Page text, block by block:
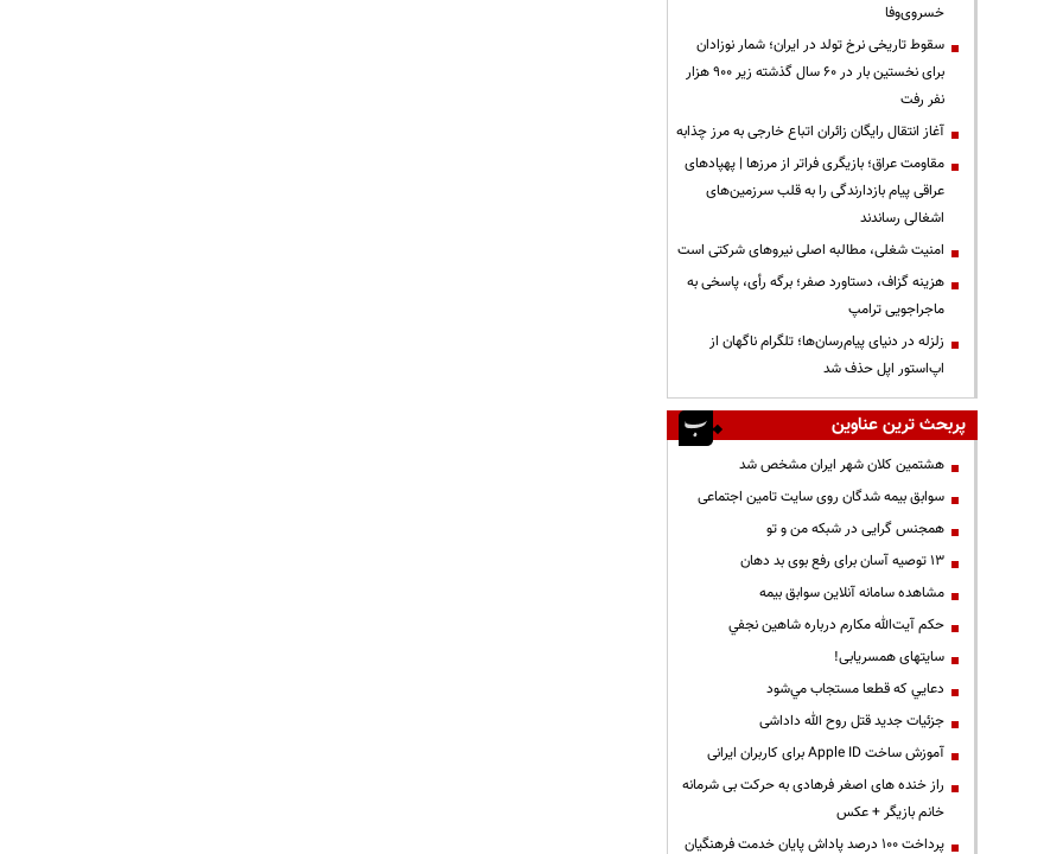
خسروی‌وفا
سقوط تاریخی نرخ تولد در ایران؛ شمار نوزادان
برای نخستین بار در ۶۰ سال گذشته زیر ۹۰۰ هزار
نفر رفت
آغاز انتقال رایگان زائران اتباع خارجی به مرز چذابه
مقاومت عراق؛ بازیگری فراتر از مرزها | پهپادهای
عراقی پیام بازدارندگی را به قلب سرزمین‌های
اشغالی رساندند
‌امنیت شغلی، مطالبه اصلی نیروهای شرکتی است
هزینه گزاف، دستاورد صفر؛ برگه رأی، پاسخی به
ماجراجویی ترامپ
زلزله در دنیای پیام‌رسان‌ها؛ تلگرام ناگهان از
اپ‌استور اپل حذف شد
پربحث ترین عناوین
هشتمین کلان شهر ایران مشخص شد
سوابق بیمه شدگان روی سایت تامین اجتماعی
همجنس گرایی در شبکه من و تو
13 توصیه آسان برای رفع بوی بد دهان
مشاهده سامانه آنلاين سوابق بیمه
حكم آيت‌الله مكارم درباره شاهين نجفي
سایتهای همسریابی!
دعايي كه قطعا مستجاب مي‌شود
جزئیات جدید قتل روح الله داداشی
آموزش ساخت Apple ID برای کاربران ایرانی
راز خنده های اصغر فرهادی به حرکت بی شرمانه
خانم بازیگر + عکس
پرداخت ۱۰۰ درصد پاداش پایان خدمت فرهنگیان